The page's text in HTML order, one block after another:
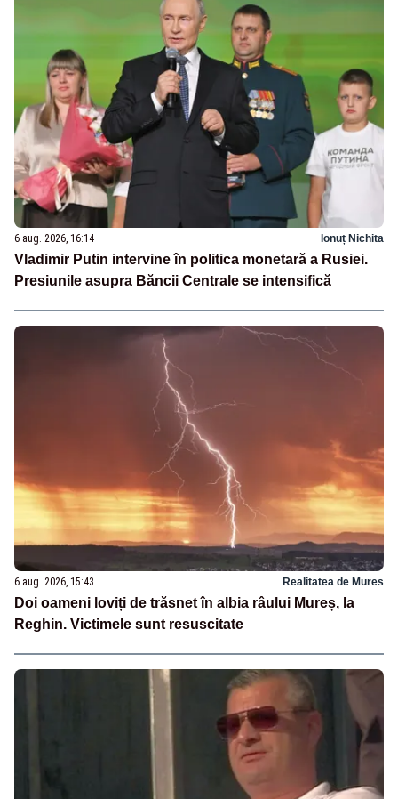
6 aug. 2026, 16:14 Ionuț Nichita
Vladimir Putin intervine în politica monetară a Rusiei.
Presiunile asupra Băncii Centrale se intensifică
6 aug. 2026, 15:43 Realitatea de Mures
Doi oameni loviți de trăsnet în albia râului Mureș, la
Reghin. Victimele sunt resuscitate